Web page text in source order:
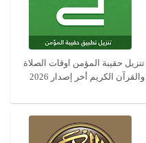
تنزيل حقيبة المؤمن اوقات الصلاة
والقرآن الكريم أخر إصدار 2026